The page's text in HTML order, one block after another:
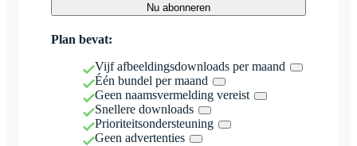
Nu abonneren
Plan bevat:
Vijf afbeeldingsdownloads per maand
Één bundel per maand
Geen naamsvermelding vereist
Snellere downloads
Prioriteitsondersteuning
Geen advertenties